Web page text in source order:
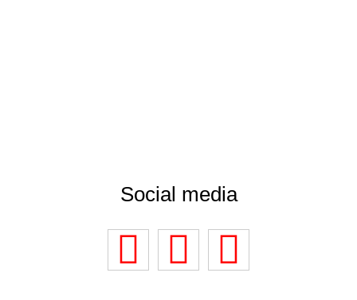
Social media